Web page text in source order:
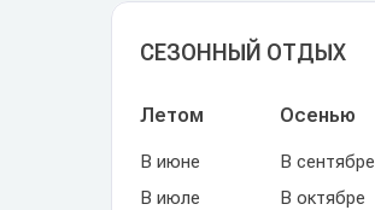
СЕЗОННЫЙ ОТДЫХ
Летом
В июне
В июле
Осенью
В сентябре
В октябре